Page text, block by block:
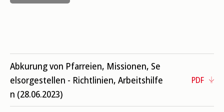
Abkurung von Pfarreien, Missionen, Se
elsorgestellen - Richtlinien, Arbeitshilfe
n (28.06.2023)
PDF